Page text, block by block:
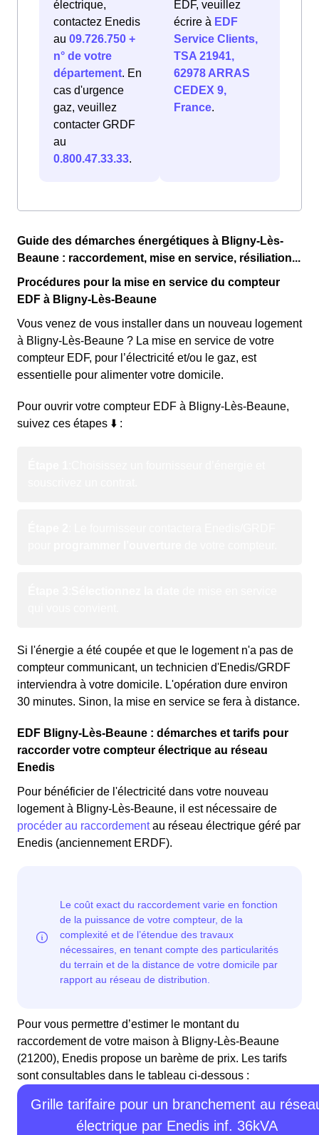
électrique,
contactez Enedis
au 09.726.750 +
n° de votre
département. En
cas d'urgence
gaz, veuillez
contacter GRDF
au
0.800.47.33.33.
EDF, veuillez
écrire à EDF
Service Clients,
TSA 21941,
62978 ARRAS
CEDEX 9,
France.
Guide des démarches énergétiques à Bligny-Lès-
Beaune : raccordement, mise en service, résiliation...
Procédures pour la mise en service du compteur
EDF à Bligny-Lès-Beaune
Vous venez de vous installer dans un nouveau logement
à Bligny-Lès-Beaune ? La mise en service de votre
compteur EDF, pour l’électricité et/ou le gaz, est
essentielle pour alimenter votre domicile.
Pour ouvrir votre compteur EDF à Bligny-Lès-Beaune,
suivez ces étapes ⬇️ :
Si l'énergie a été coupée et que le logement n'a pas de
compteur communicant, un technicien d'Enedis/GRDF
interviendra à votre domicile. L'opération dure environ
30 minutes. Sinon, la mise en service se fera à distance.
EDF Bligny-Lès-Beaune : démarches et tarifs pour
raccorder votre compteur électrique au réseau
Enedis
Pour bénéficier de l'électricité dans votre nouveau
logement à Bligny-Lès-Beaune, il est nécessaire de
procéder au raccordementau réseau électrique géré par
Enedis (anciennement ERDF).
Pour vous permettre d’estimer le montant du
raccordement de votre maison à Bligny-Lès-Beaune
(21200), Enedis propose un barème de prix. Les tarifs
sont consultables dans le tableau ci-dessous :
Grille tarifaire pour un branchement au
électrique par Enedis inf. 36kVA